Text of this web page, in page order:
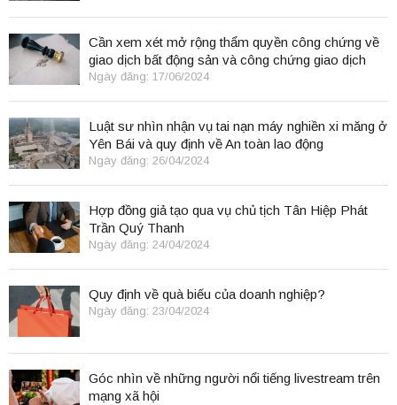
Cần xem xét mở rộng thẩm quyền công chứng về
giao dịch bất động sản và công chứng giao dịch
điện tử.
Ngày đăng: 17/06/2024
Luật sư nhìn nhận vụ tai nạn máy nghiền xi măng ở
Yên Bái và quy định về An toàn lao động
Ngày đăng: 26/04/2024
Hợp đồng giả tạo qua vụ chủ tịch Tân Hiệp Phát
Trần Quý Thanh
Ngày đăng: 24/04/2024
Quy định về quà biếu của doanh nghiệp?
Ngày đăng: 23/04/2024
Góc nhìn về những người nổi tiếng livestream trên
mạng xã hội